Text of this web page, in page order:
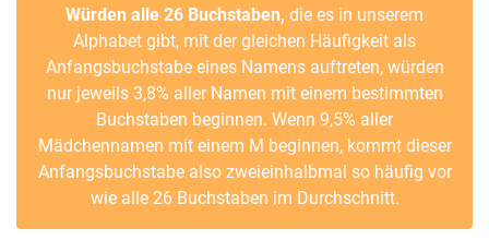
Würden alle 26 Buchstaben, die es in unserem
Alphabet gibt, mit der gleichen Häufigkeit als
Anfangsbuchstabe eines Namens auftreten, würden
nur jeweils 3,8% aller Namen mit einem bestimmten
Buchstaben beginnen. Wenn 9,5% aller
Mädchennamen mit einem M beginnen, kommt dieser
Anfangsbuchstabe also zweieinhalbmal so häufig vor
wie alle 26 Buchstaben im Durchschnitt.